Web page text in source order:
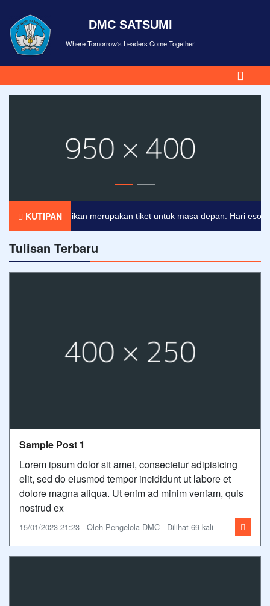
DMC SATSUMI
Where Tomorrow's Leaders Come Together
KUTIPAN
Pendidikan merupakan tiket untuk masa depan. Hari esok
Tulisan Terbaru
Sample Post 1
Lorem ipsum dolor sit amet, consectetur adipisicing
elit, sed do eiusmod tempor incididunt ut labore et
dolore magna aliqua. Ut enim ad minim veniam, quis
nostrud ex
15/01/2023 21:23 - Oleh Pengelola DMC - Dilihat 69 kali